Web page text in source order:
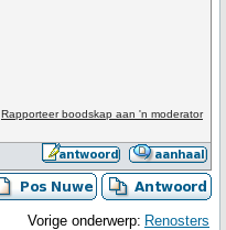
Rapporteer boodskap aan 'n moderator
Vorige onderwerp: Renosters